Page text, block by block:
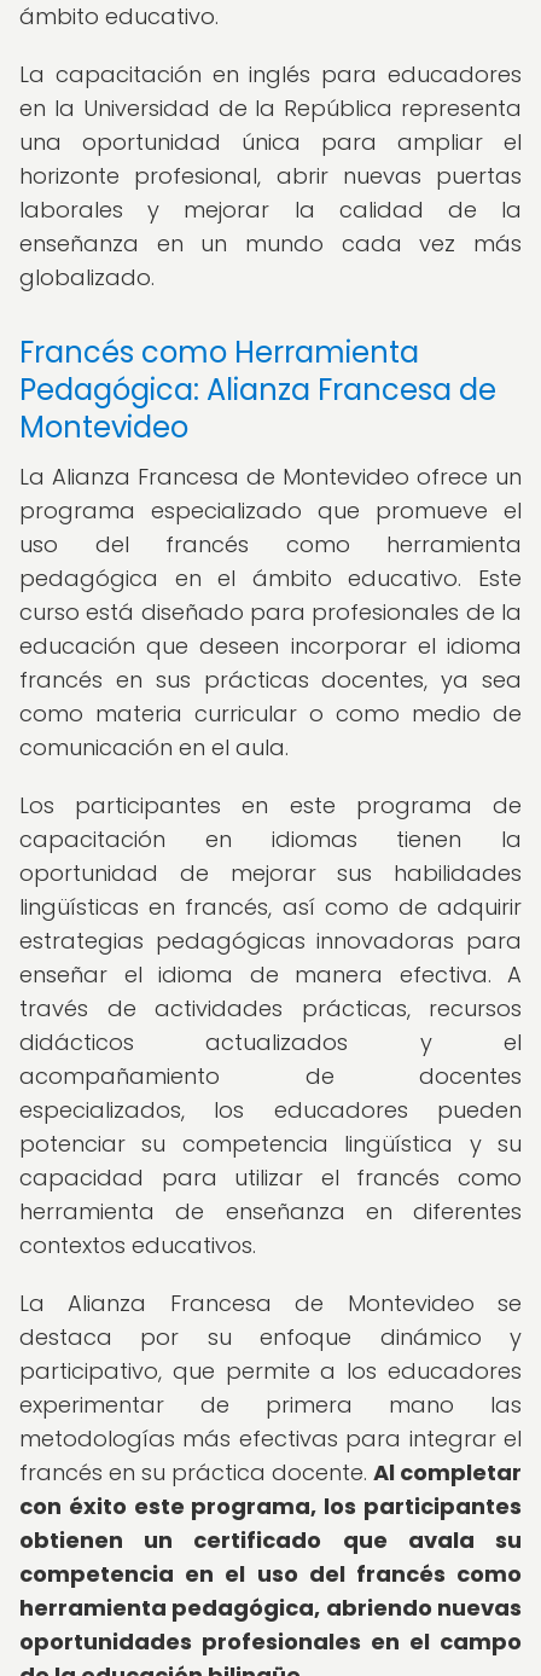
ámbito educativo.
La capacitación en inglés para educadores
en la Universidad de la República representa
una oportunidad única para ampliar el
horizonte profesional, abrir nuevas puertas
laborales y mejorar la calidad de la
enseñanza en un mundo cada vez más
globalizado.
Francés como Herramienta
Pedagógica: Alianza Francesa de
Montevideo
La Alianza Francesa de Montevideo ofrece un
programa especializado que promueve el
uso del francés como herramienta
pedagógica en el ámbito educativo. Este
curso está diseñado para profesionales de la
educación que deseen incorporar el idioma
francés en sus prácticas docentes, ya sea
como materia curricular o como medio de
comunicación en el aula.
Los participantes en este programa de
capacitación en idiomas tienen la
oportunidad de mejorar sus habilidades
lingüísticas en francés, así como de adquirir
estrategias pedagógicas innovadoras para
enseñar el idioma de manera efectiva. A
través de actividades prácticas, recursos
didácticos actualizados y el
acompañamiento de docentes
especializados, los educadores pueden
potenciar su competencia lingüística y su
capacidad para utilizar el francés como
herramienta de enseñanza en diferentes
contextos educativos.
La Alianza Francesa de Montevideo se
destaca por su enfoque dinámico y
participativo, que permite a los educadores
experimentar de primera mano las
metodologías más efectivas para integrar el
francés en su práctica docente. Al completar
con éxito este programa, los participantes
obtienen un certificado que avala su
competencia en el uso del francés como
herramienta pedagógica, abriendo nuevas
oportunidades profesionales en el campo